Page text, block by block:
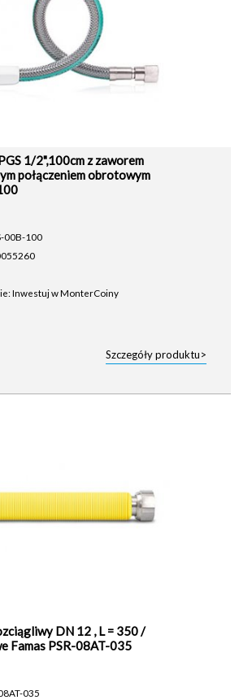
1/2",100cm z zaworem
połączeniem obrotowym
00B-100
Inwestuj w MonterCoiny
Szczegóły produktu>
DN 12 , L = 350 /
Famas PSR-08AT-035
035